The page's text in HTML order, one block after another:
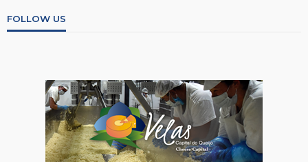
FOLLOW US